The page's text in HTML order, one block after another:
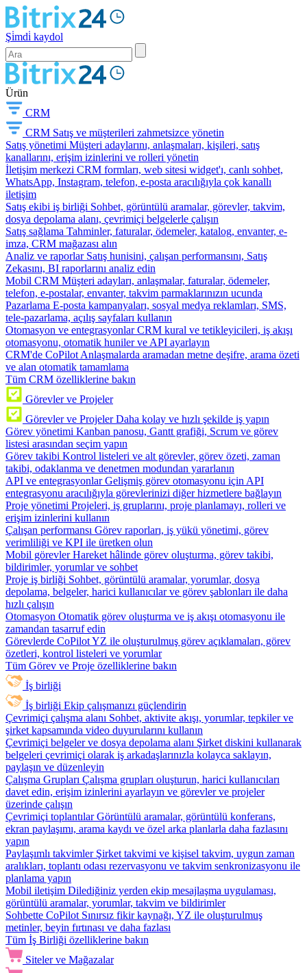
Şi̇mdi̇ kaydol
Ürün
CRM
CRM Satış ve müşterileri zahmetsizce yönetin
Satış yönetimi Müşteri adaylarını, anlaşmaları, kişileri, satış
kanallarını, erişim izinlerini ve rolleri yönetin
İletişim merkezi CRM formları, web sitesi widget'ı, canlı sohbet,
WhatsApp, Instagram, telefon, e-posta aracılığıyla çok kanallı
iletişim
Satış ekibi iş birliği Sohbet, görüntülü aramalar, görevler, takvim,
dosya depolama alanı, çevrimiçi belgelerle çalışın
Satış sağlama Tahminler, faturalar, ödemeler, katalog, envanter, e-
imza, CRM mağazası alın
Analiz ve raporlar Satış hunisini, çalışan performansını, Satış
Zekasını, BI raporlarını analiz edin
Mobil CRM Müşteri adayları, anlaşmalar, faturalar, ödemeler,
telefon, e-postalar, envanter, takvim parmaklarınızın ucunda
Pazarlama E-posta kampanyaları, sosyal medya reklamları, SMS,
tele-pazarlama, açılış sayfaları kullanın
Otomasyon ve entegrasyonlar CRM kural ve tetikleyicileri, iş akışı
otomasyonu, otomatik huniler ve API ayarlayın
CRM'de CoPilot Anlaşmalarda aramadan metne deşifre, arama özeti
ve alan otomatik tamamlama
Tüm CRM özelliklerine bakın
Görevler ve Projeler
Görevler ve Projeler Daha kolay ve hızlı şekilde iş yapın
Görev yönetimi Kanban panosu, Gantt grafiği, Scrum ve görev
listesi arasından seçim yapın
Görev takibi Kontrol listeleri ve alt görevler, görev özeti, zaman
takibi, odaklanma ve denetmen modundan yararlanın
API ve entegrasyonlar Gelişmiş görev otomasyonu için API
entegrasyonu aracılığıyla görevlerinizi diğer hizmetlere bağlayın
Proje yönetimi Projeleri, iş gruplarını, proje planlamayı, rolleri ve
erişim izinlerini kullanın
Çalışan performansı Görev raporları, iş yükü yönetimi, görev
verimliliği ve KPI ile üretken olun
Mobil görevler Hareket hâlinde görev oluşturma, görev takibi,
bildirimler, yorumlar ve sohbet
Proje iş birliği Sohbet, görüntülü aramalar, yorumlar, dosya
depolama, belgeler, harici kullanıcılar ve görev şablonları ile daha
hızlı çalışın
Otomasyon Otomatik görev oluşturma ve iş akışı otomasyonu ile
zamandan tasarruf edin
Görevlerde CoPilotYZ ile oluşturulmuş görev açıklamaları, görev
özetleri, kontrol listeleri ve yorumlar
Tüm Görev ve Proje özelliklerine bakın
İş birliği
İş birliği Ekip çalışmanızı güçlendirin
Çevrimiçi çalışma alanı Sohbet, aktivite akışı, yorumlar, tepkiler ve
şirket kapsamında video duyurularını kullanın
Çevrimiçi belgeler ve dosya depolama alanı Şirket diskini kullanarak
belgeleri çevrimiçi olarak iş arkadaşlarınızla kolayca saklayın,
paylaşın ve düzenleyin
Çalışma Grupları Çalışma grupları oluşturun, harici kullanıcıları
davet edin, erişim izinlerini ayarlayın ve görevler ve projeler
üzerinde çalışın
Çevrimiçi toplantılar Görüntülü aramalar, görüntülü konferans,
ekran paylaşımı, arama kaydı ve özel arka planlarla daha fazlasını
yapın
Paylaşımlı takvimler Şirket takvimi ve kişisel takvim, uygun zaman
aralıkları, toplantı odası rezervasyonu ve takvim senkronizasyonu ile
planlama yapın
Mobil iletişim Dilediğiniz yerden ekip mesajlaşma uygulaması,
görüntülü aramalar, yorumlar, takvim ve bildirimler
Sohbette CoPilot Sınırsız fikir kaynağı, YZ ile oluşturulmuş
metinler, beyin fırtınası ve daha fazlası
Tüm İş Birliği özelliklerine bakın
Siteler ve Mağazalar